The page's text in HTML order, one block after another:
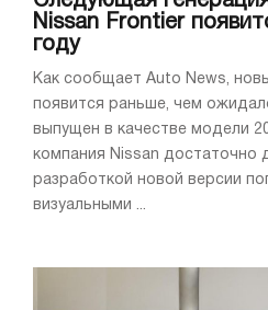
Nissan Frontier
году
Как сообщает Auto News,
появится раньше, чем
выпущен в качестве модели
компания Nissan достаточно
разработкой новой версии
визуальными ...